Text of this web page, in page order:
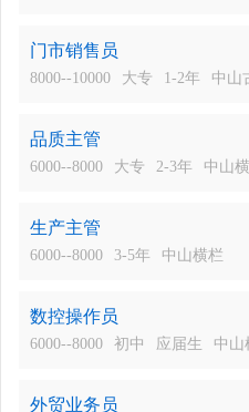
门市销售员
8000--10000 大专 1-2年 中山
品质主管
6000--8000 大专 2-3年 中山
生产主管
6000--8000 3-5年 中山横栏
数控操作员
6000--8000 初中 应届生 中山
外贸业务员